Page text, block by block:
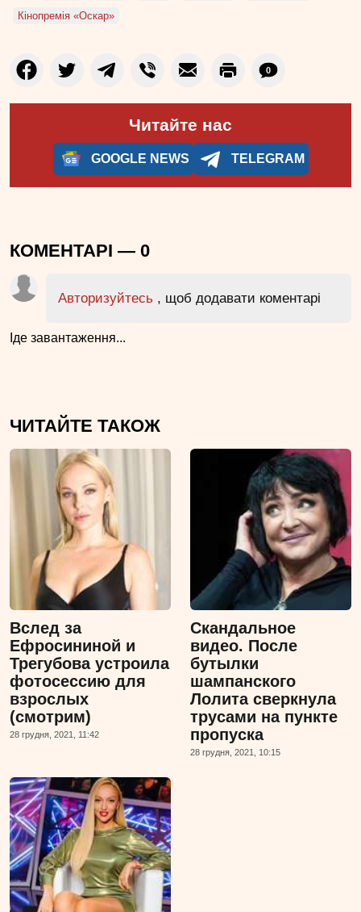
Кінопремія «Оскар»
0
Читайте нас
GOOGLE NEWS TELEGRAM
КОМЕНТАРІ — 0
Авторизуйтесь , щоб додавати коментарі
Іде завантаження...
ЧИТАЙТЕ ТАКОЖ
Вслед за
Ефросининой и
Трегубова устроила
фотосессию для
взрослых
(смотрим)
28 грудня, 2021, 11:42
Скандальное
видео. После
бутылки
шампанского
Лолита сверкнула
трусами на пункте
пропуска
28 грудня, 2021, 10:15